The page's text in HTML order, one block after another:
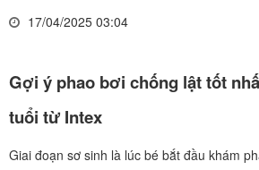
17/04/2025 03:04
Gợi ý phao bơi chống lật tốt
tuổi từ Intex
Giai đoạn sơ sinh là lúc bé bắt đầu khám